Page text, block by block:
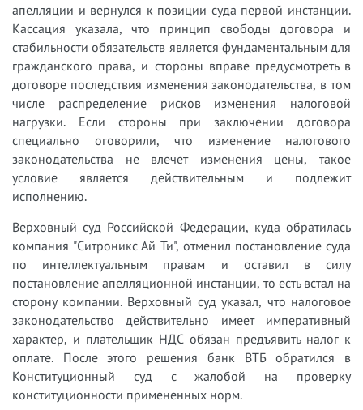
апелляции и вернулся к позиции суда первой инстанции.
Кассация указала, что принцип свободы договора и
стабильности обязательств является фундаментальным для
гражданского права, и стороны вправе предусмотреть в
договоре последствия изменения законодательства, в том
числе распределение рисков изменения налоговой
нагрузки. Если стороны при заключении договора
специально оговорили, что изменение налогового
законодательства не влечет изменения цены, такое
условие является действительным и подлежит
исполнению.
Верховный суд Российской Федерации, куда обратилась
компания "Ситроникс Ай Ти", отменил постановление суда
по интеллектуальным правам и оставил в силу
постановление апелляционной инстанции, то есть встал на
сторону компании. Верховный суд указал, что налоговое
законодательство действительно имеет императивный
характер, и плательщик НДС обязан предъявить налог к
оплате. После этого решения банк ВТБ обратился в
Конституционный суд с жалобой на проверку
конституционности примененных норм.